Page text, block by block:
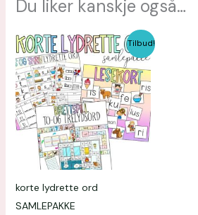
Du liker kanskje også…
Tilbud!
korte lydrette ord
SAMLEPAKKE
Opprinnelig
pris
var:
kr 128,00.
Nåværende
pris
kr 96,00.